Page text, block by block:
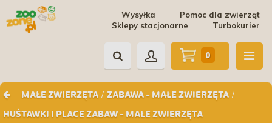
Pomoc dla zwierząt
Wysyłka
Turbokurier
Sklepy stacjonarne
MAŁE ZWIERZĘTA / ZABAWA - MAŁE ZWIERZĘTA /
HUŚTAWKI I PLACE ZABAW - MAŁE ZWIERZĘTA
0